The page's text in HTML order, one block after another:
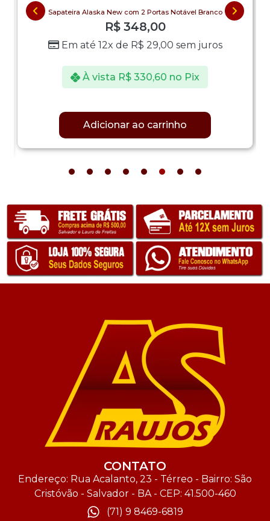
Sapateira Alaska New com 2 Portas Notável Branco
R$348,00
Em até 12x de R$ 29,00 sem juros
À vista R$ 330,60 no Pix
Adicionar ao carrinho
CONTATO
Endereço: Rua Acalanto, 23 - Térreo - Bairro: São
Cristóvão - Salvador - BA - CEP: 41.500-460
(71) 9 8469-6819